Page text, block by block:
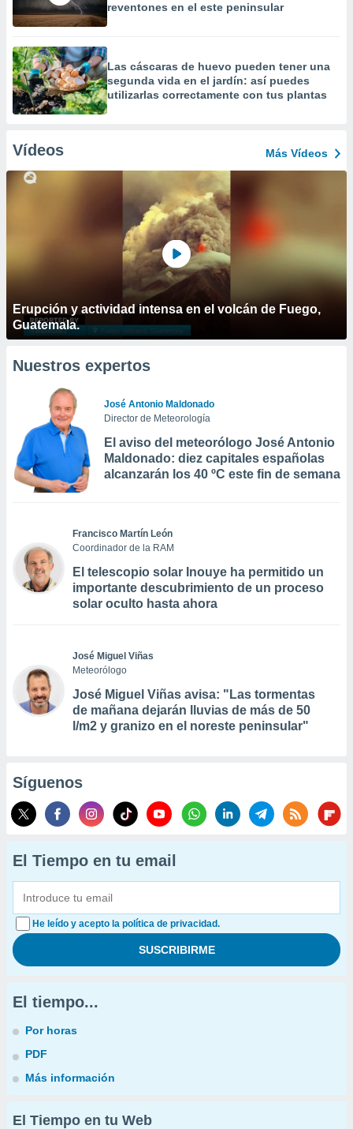
reventones en el este peninsular
Las cáscaras de huevo pueden tener una
segunda vida en el jardín: así puedes
utilizarlas correctamente con tus plantas
Vídeos Más Vídeos
Erupción y actividad intensa en el volcán de Fuego,
Guatemala.
Nuestros expertos
José Antonio Maldonado
Director de Meteorología
El aviso del meteorólogo José Antonio
Maldonado: diez capitales españolas
alcanzarán los 40 ºC este fin de semana
Francisco Martín León
Coordinador de la RAM
El telescopio solar Inouye ha permitido un
importante descubrimiento de un proceso
solar oculto hasta ahora
José Miguel Viñas
Meteorólogo
José Miguel Viñas avisa: "Las tormentas
de mañana dejarán lluvias de más de 50
l/m2 y granizo en el noreste peninsular"
Síguenos
El Tiempo en tu email
He leído y acepto la política de privacidad.
El tiempo...
Por horas
PDF
Más información
El Tiempo en tu Web